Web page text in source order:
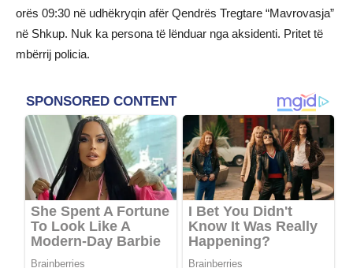
orës 09:30 në udhëkryqin afër Qendrës Tregtare “Mavrovasja”
në Shkup. Nuk ka persona të lënduar nga aksidenti. Pritet të
mbërrij policia.